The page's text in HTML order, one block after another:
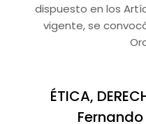
dispuesto en los
vigente, se
ÉTICA,